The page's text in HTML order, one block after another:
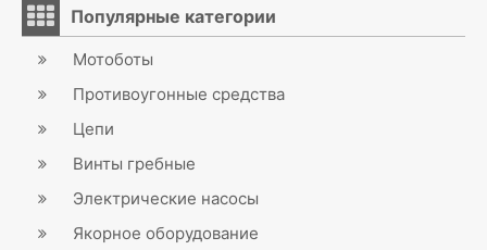
Популярные категории
Мотоботы
Противоугонные средства
Цепи
Винты гребные
Электрические насосы
Якорное оборудование